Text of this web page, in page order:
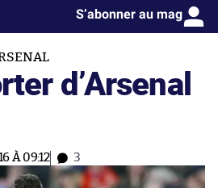
S’abonner au mag
d’Arsenal
À 09:12 3